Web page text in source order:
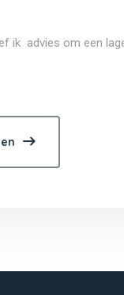
ik advies om een